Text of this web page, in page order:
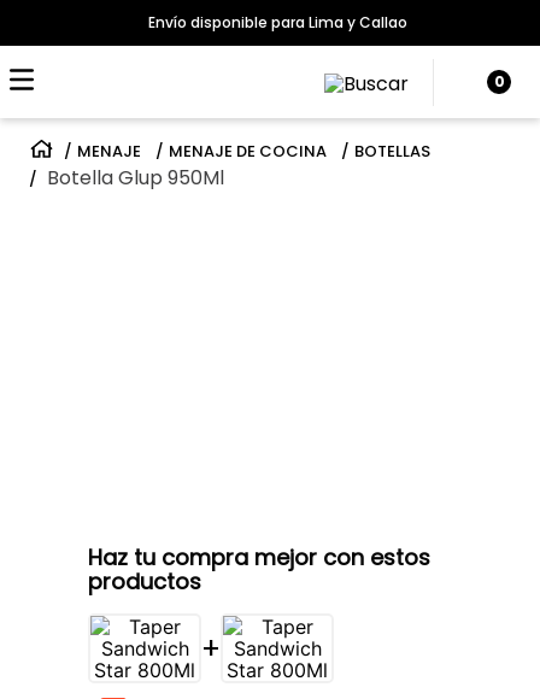
Envío disponible para Lima y Callao
0
MENAJE MENAJE DE COCINA BOTELLAS
Botella Glup 950Ml
Haz tu compra mejor con estos
productos
+